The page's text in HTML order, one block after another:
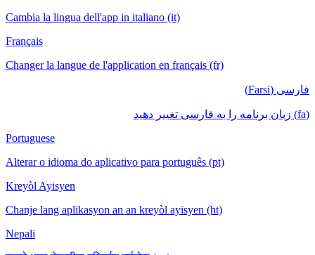
Cambia la lingua dell'app in italiano (it)
Français
Changer la langue de l'application en français (fr)
فارسی (Farsi)
(fa) زبان برنامه را به فارسی تغییر دهید
Portuguese
Alterar o idioma do aplicativo para português (pt)
Kreyòl Ayisyen
Chanje lang aplikasyon an an kreyòl ayisyen (ht)
Nepali